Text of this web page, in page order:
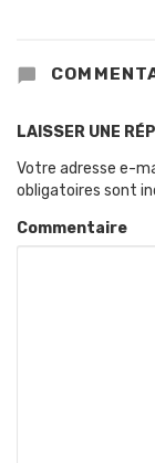
LAISSER UNE
Votre adresse e-
obligatoires sont
Commentaire